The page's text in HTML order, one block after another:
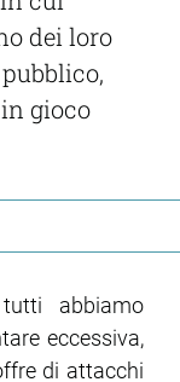
dei loro
gioco
abbiamo
eccessiva,
di attacchi